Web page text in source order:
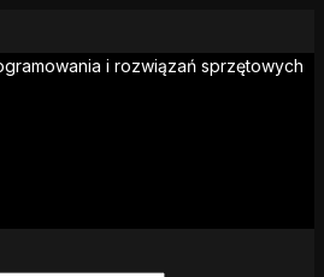
i rozwiązań sprzętowych